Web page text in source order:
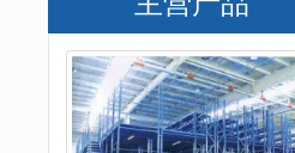
重型阁楼货架